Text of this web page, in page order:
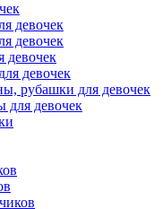
девочек
девочек
девочек
рубашки для девочек
для девочек